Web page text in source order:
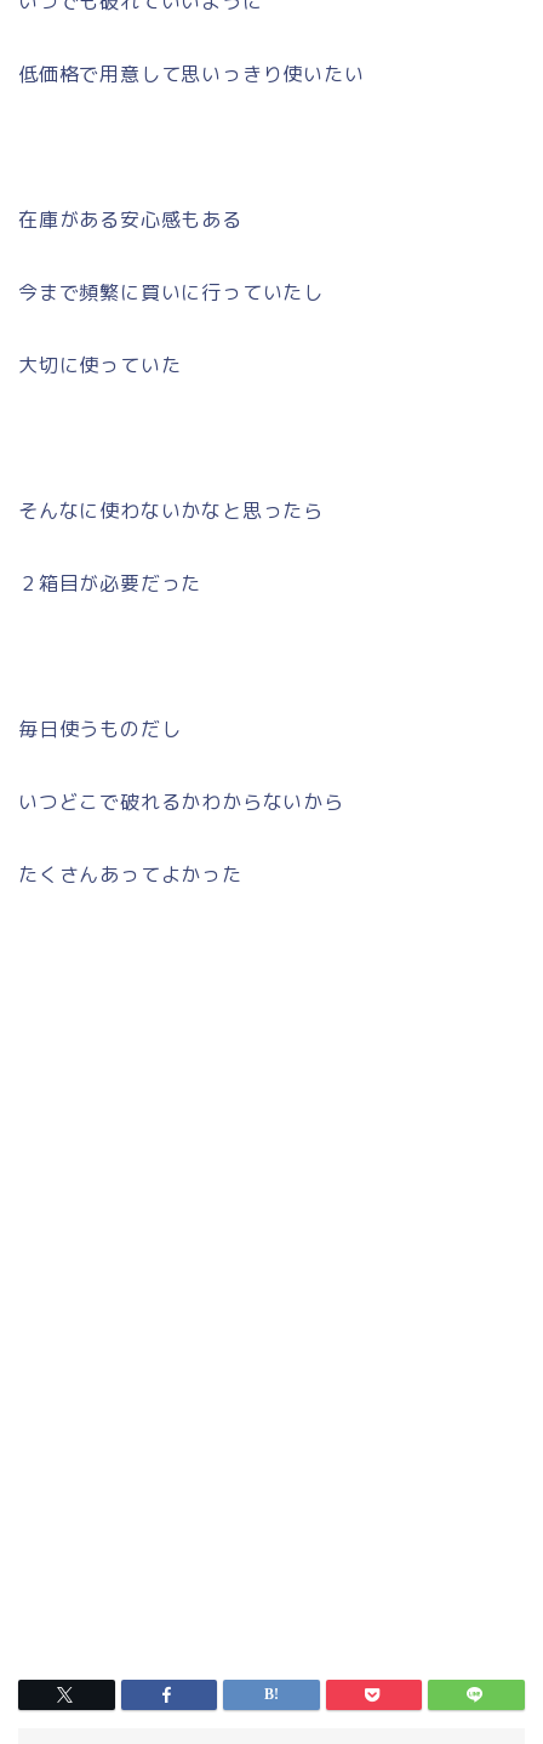
低価格で用意して思いっきり使いたい
在庫がある安心感もある
今まで頻繁に買いに行っていたし
大切に使っていた
そんなに使わないかなと思ったら
２箱目が必要だった
毎日使うものだし
いつどこで破れるかわからないから
たくさんあってよかった